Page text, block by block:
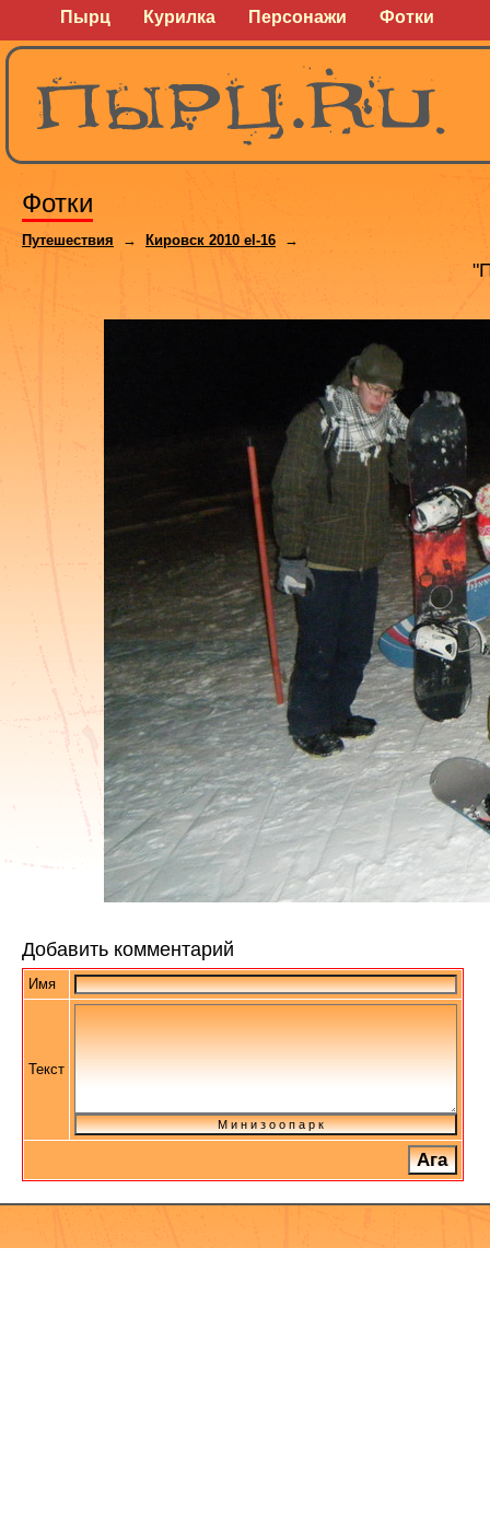
Пырц Курилка Персонажи Фотки
Фотки
Путешествия → Кировск 2010 el-16 →
Добавить комментарий
Имя
Текст
М и н и з о о п а р к